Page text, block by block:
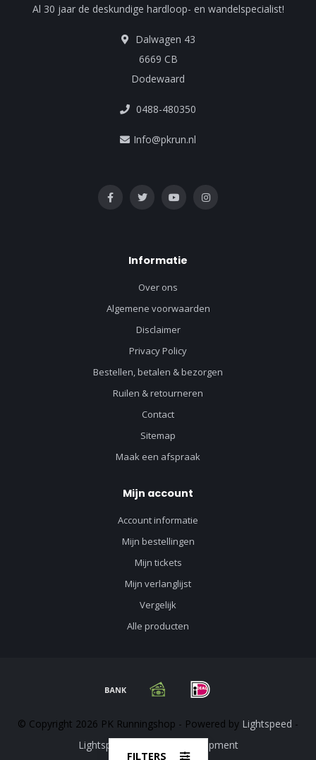
Al 30 jaar de deskundige hardloop- en wandelspecialist!
Dalwagen 43
6669 CB
Dodewaard
0488-480350
Info@pkrun.nl
Informatie
Over ons
Algemene voorwaarden
Disclaimer
Privacy Policy
Bestellen, betalen & bezorgen
Ruilen & retourneren
Contact
Sitemap
Maak een afspraak
Mijn account
Account informatie
Mijn bestellingen
Mijn tickets
Mijn verlanglijst
Vergelijk
Alle producten
© Copyright 2026 PK Runningshop - Powered by Lightspeed -
Lightspeed design
Dyvelopment
FILTERS